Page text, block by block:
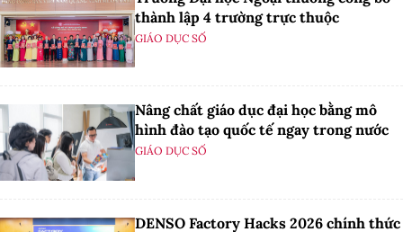
thành lập 4 trường trực thuộc
GIÁO DỤC SỐ
Nâng chất giáo dục đại học bằng mô
hình đào tạo quốc tế ngay trong nước
GIÁO DỤC SỐ
DENSO Factory Hacks 2026 chính thức